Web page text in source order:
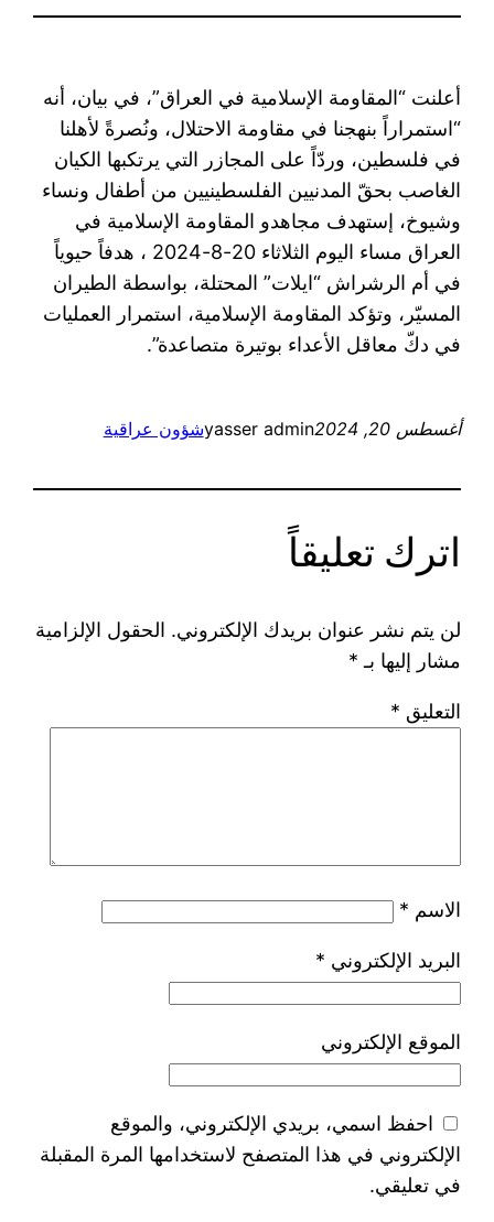
أعلنت “المقاومة الإسلامية في العراق”، في بيان، أنه
“استمراراً بنهجنا في مقاومة الاحتلال، ونُصرةً لأهلنا
في فلسطين، وردّاً على المجازر التي يرتكبها الكيان
الغاصب بحقّ المدنيين الفلسطينيين من أطفال ونساء
وشيوخ، إستهدف مجاهدو المقاومة الإسلامية في
العراق مساء اليوم الثلاثاء 20-8-2024 ، هدفاً حيوياً
في أم الرشراش “ايلات” المحتلة، بواسطة الطيران
المسيّر، وتؤكد المقاومة الإسلامية، استمرار العمليات
في دكّ معاقل الأعداء بوتيرة متصاعدة”.
أغسطس 20, 2024 yasser adminشؤون عراقية
اترك تعليقاً
لن يتم نشر عنوان بريدك الإلكتروني. الحقول الإلزامية
مشار إليها بـ *
التعليق *
الاسم *
البريد الإلكتروني *
الموقع الإلكتروني
احفظ اسمي، بريدي الإلكتروني، والموقع
الإلكتروني في هذا المتصفح لاستخدامها المرة المقبلة
في تعليقي.